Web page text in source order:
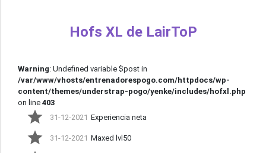
Hofs XL de LairToP
Warning: Undefined variable $post in
/var/www/vhosts/entrenadorespogo.com/httpdocs/wp-
content/themes/understrap-pogo/yenke/includes/hofxl.php
on line 403
31-12-2021 Experiencia neta
31-12-2021 Maxed lvl50